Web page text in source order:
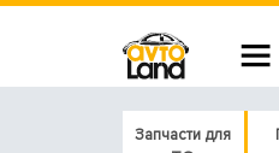
Запчасти для